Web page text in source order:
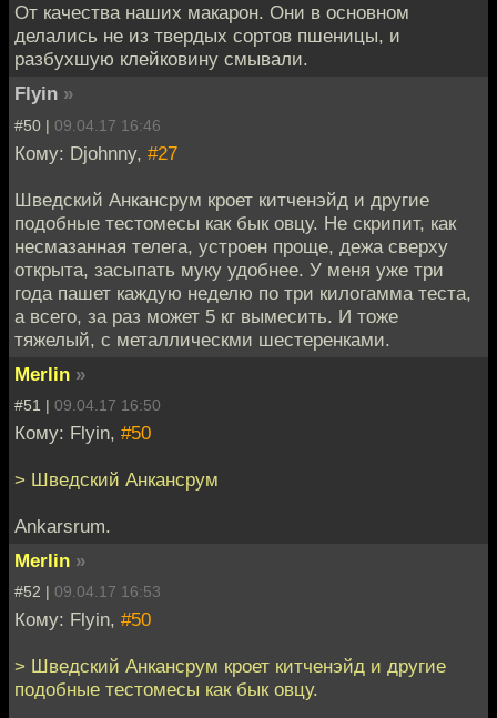
От качества наших макарон. Они в основном
делались не из твердых сортов пшеницы, и
разбухшую клейковину смывали.
Flyin »
#50 | 09.04.17 16:46
Кому: Djohnny, #27
Шведский Анкансрум кроет китченэйд и другие
подобные тестомесы как бык овцу. Не скрипит, как
несмазанная телега, устроен проще, дежа сверху
открыта, засыпать муку удобнее. У меня уже три
года пашет каждую неделю по три килогамма теста,
а всего, за раз может 5 кг вымесить. И тоже
тяжелый, с металлическми шестеренками.
Merlin »
#51 | 09.04.17 16:50
Кому: Flyin, #50
> Шведский Анкансрум
Ankarsrum.
Merlin »
#52 | 09.04.17 16:53
Кому: Flyin, #50
> Шведский Анкансрум кроет китченэйд и другие
подобные тестомесы как бык овцу.